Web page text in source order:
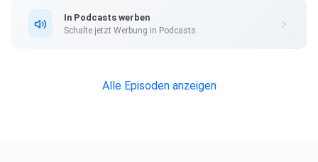
In Podcasts werben
Schalte jetzt Werbung in Podcasts.
Alle Episoden anzeigen